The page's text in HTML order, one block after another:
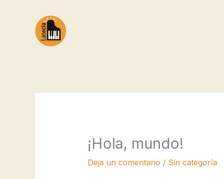
contenido
¡Hola, mundo!
Deja un comentario / Sin categoría